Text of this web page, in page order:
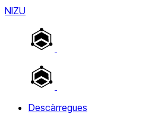
NIZU
Descàrregues